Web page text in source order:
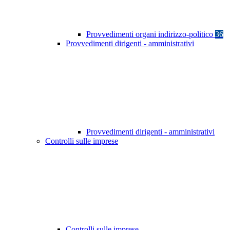
Provvedimenti organi indirizzo-politico 36
Provvedimenti dirigenti - amministrativi
Provvedimenti dirigenti - amministrativi
Controlli sulle imprese